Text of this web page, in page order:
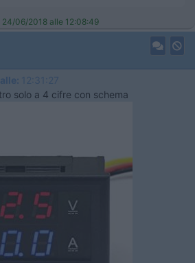
06/2018 alle 12:08:49
alle: 12:31:27
solo a 4 cifre con schema